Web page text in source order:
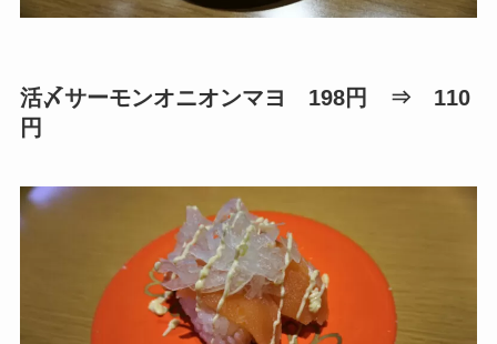
活〆サーモンオニオンマヨ 198円 ⇒ 110
円